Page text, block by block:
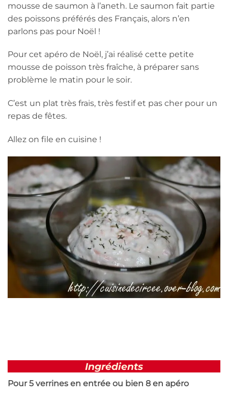
mousse de saumon à l’aneth. Le saumon fait partie
des poissons préférés des Français, alors n’en
parlons pas pour Noël !
Pour cet apéro de Noël, j’ai réalisé cette petite
mousse de poisson très fraîche, à préparer sans
problème le matin pour le soir.
C’est un plat très frais, très festif et pas cher pour un
repas de fêtes.
Allez on file en cuisine !
Ingrédients
Pour 5 verrines en entrée ou bien 8 en apéro